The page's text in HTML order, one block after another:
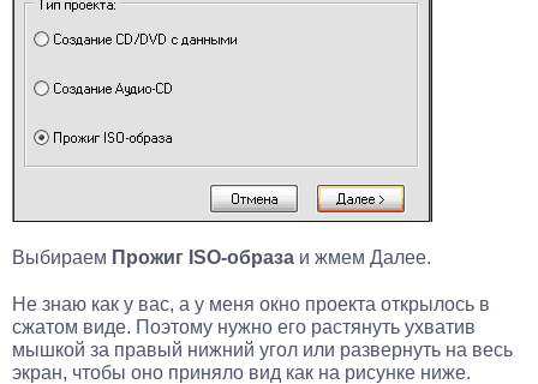
Выбираем Прожиг ISO-образа и жмем Далее.
Не знаю как у вас, а у меня окно проекта открылось в
сжатом виде. Поэтому нужно его растянуть ухватив
мышкой за правый нижний угол или развернуть на весь
экран, чтобы оно приняло вид как на рисунке ниже.